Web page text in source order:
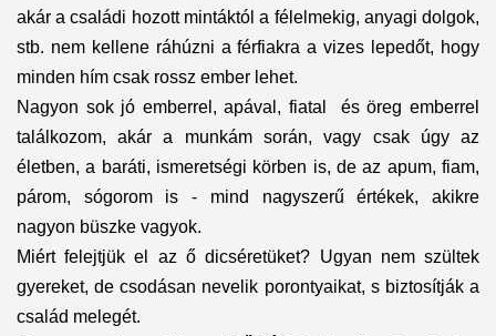
akár a családi hozott mintáktól a félelmekig, anyagi dolgok,
stb. nem kellene ráhúzni a férfiakra a vizes lepedőt, hogy
minden hím csak rossz ember lehet.
Nagyon sok jó emberrel, apával, fiatal és öreg emberrel
találkozom, akár a munkám során, vagy csak úgy az
életben, a baráti, ismeretségi körben is, de az apum, fiam,
párom, sógorom is - mind nagyszerű értékek, akikre
nagyon büszke vagyok.
Miért felejtjük el az ő dicséretüket? Ugyan nem szültek
gyereket, de csodásan nevelik porontyaikat, s biztosítják a
család melegét.